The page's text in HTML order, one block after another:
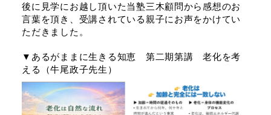
後に見学にお越し頂いた当塾三木顧問から感想のお
言葉を頂き、受講されている親子にお声をかけてい
ただきました。
▼あるがままに生きる知恵 第二期第講 老化を考
える（牛尾政子先生）